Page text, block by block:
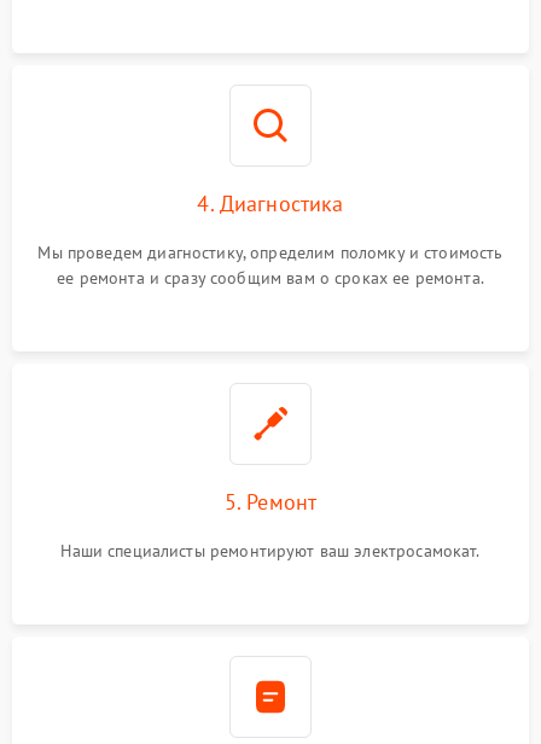
4. Диагностика
Мы проведем диагностику, определим поломку и стоимость
ее ремонта и сразу сообщим вам о сроках ее ремонта.
5. Ремонт
Наши специалисты ремонтируют ваш электросамокат.